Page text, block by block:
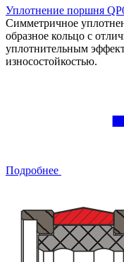
Уплотнение поршня
Симметричное
образное кольцо с
уплотнительным
износостойкостью.
Подробнее